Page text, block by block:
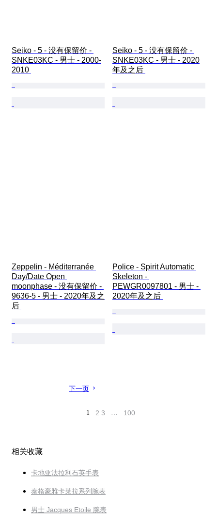
Seiko - 5 - 没有保留价 -
SNKE03KC - 男士 - 2000-
2010
Seiko - 5 - 没有保留价 -
SNKE03KC - 男士 - 2020
年及之后
Zeppelin - Méditerranée
Day/Date Open
moonphase - 没有保留价 -
9636-5 - 男士 - 2020年及之
后
Police - Spirit Automatic
Skeleton -
PEWGR0097801 - 男士 -
2020年及之后
下一页
1 2 3 … 100
相关收藏
卡地亚法拉利石英手表
泰格豪雅卡莱拉系列腕表
男士 Jacques Etoile 腕表